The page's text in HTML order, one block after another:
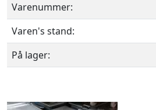
Varenummer:
Varen's stand:
På lager: